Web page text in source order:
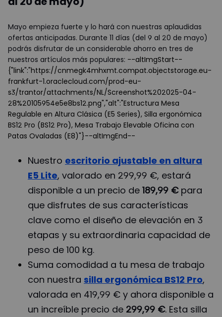
Mayo empieza fuerte y lo hará con nuestras aplaudidas
ofertas anticipadas. Durante 11 días (del 9 al 20 de mayo)
podrás disfrutar de un considerable ahorro en tres de
nuestros artículos más populares: --altImgStart--
{"link":"https://cnmegk4mhxmt.compat.objectstorage.eu-
frankfurt-1.oraclecloud.com/prod-eu-
s3/trantor/attachments/NL/Screenshot%202025-04-
28%20105954e5e8bs12.png","alt":"Estructura Mesa
Regulable en Altura Clásica (E5 Series), Silla ergonómica
BS12 Pro (BS12 Pro), Mesa Trabajo Elevable Oficina con
Patas Ovaladas (E8)"}--altImgEnd--
Nuestro escritorio ajustable en altura
E5 Lite, valorado en 299,99 €, estará
disponible a un precio de 189,99 €para
que disfrutes de sus características
clave como el diseño de elevación en 3
etapas y su extraordinaria capacidad de
peso de 100 kg.
Suma comodidad a tu mesa de trabajo
con nuestra silla ergonómica BS12 Pro,
valorada en 419,99 € y ahora disponible a
un increíble precio de 299,99 €. Esta silla